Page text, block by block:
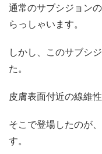
通常のサブシジョン
らっしゃいます。
しかし、このサブシ
た。
皮膚表面付近の線維
そこで登場したのが
す。